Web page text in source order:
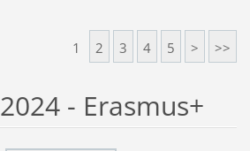
1 2 3 4 5 > >>
- Erasmus+